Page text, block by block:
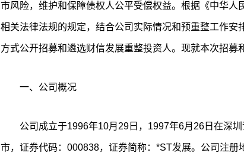
市风险，维护和保障债权人公平受偿权益。根据《中华人
相关法律法规的规定，结合公司实际情况和预重整工作安
方式公开招募和遴选财信发展重整投资人。现就本次招募
一、公司概况
公司成立于1996年10月29日，1997年6月26日在深
市，证券代码：000838，证券简称：*ST发展。公司注册